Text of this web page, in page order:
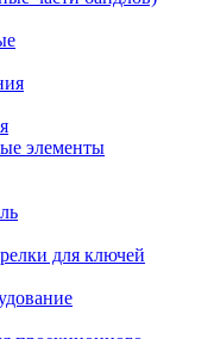
элементы
для ключей